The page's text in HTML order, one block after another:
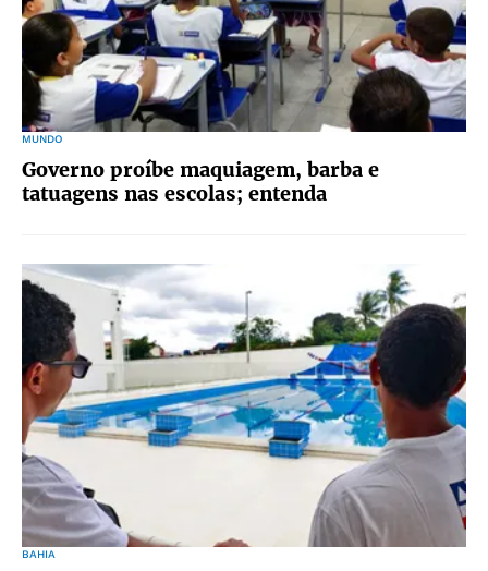
MUNDO
Governo proíbe maquiagem, barba e
tatuagens nas escolas; entenda
BAHIA